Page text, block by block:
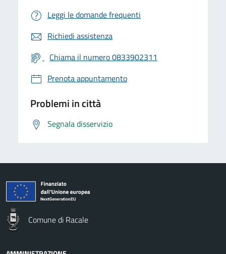
Leggi le domande frequenti
Richiedi assistenza
Chiama il numero 0833902311
Prenota appuntamento
Problemi in città
Segnala disservizio
Comune di Racale